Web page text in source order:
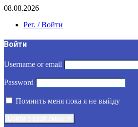
08.08.2026
Рег. / Войти
Войти
Username or email
Password
Помнить меня пока я не выйду